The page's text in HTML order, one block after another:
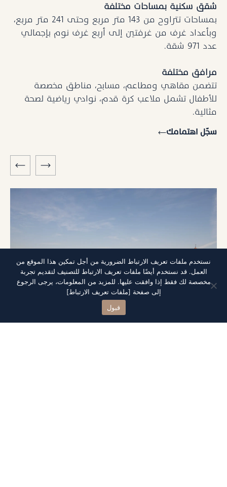
شقق سكنية بمساحات مختلفة
بمساحات تتراوح من 143 متر مربع وحتى 241 متر مربع،
وبأعداد غرف من غرفتين إلى أربع غرف نوم بإجمالي
عدد 971 شقة.
مرافق مختلفة
تتضمن مقاهي ومطاعم، مسابح، مناطق مخصصة
للأطفال تشمل ملاعب كرة قدم، نوادي رياضية لصحة
مثالية.
سجّل اهتمامك
نستخدم ملفات تعريف الارتباط الضرورية من أجل تمكين هذا الموقع من
العمل. قد نستخدم أيضًا ملفات تعريف الارتباط للتصنيف لتقديم تجربة
مخصصة لك فقط إذا وافقت عليها. للمزيد من المعلومات، يرجى الرجوع
إلى صفحة [ملفات تعريف الارتباط]
قبول